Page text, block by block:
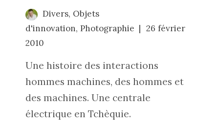
Divers, Objets
d'innovation,Photographie
26 février
2010
Une histoire des interactions
hommes machines, des hommes et
des machines. Une centrale
électrique en Tchèquie.